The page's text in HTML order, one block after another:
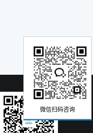
微信扫码咨询